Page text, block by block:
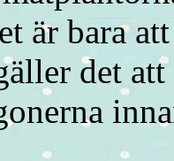
är bara
det